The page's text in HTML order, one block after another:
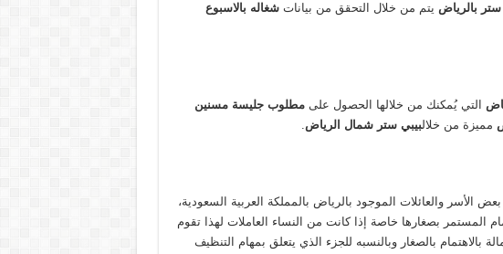
ستر بالرياض يتم من خلال التحقق من بياناتشغاله بالاسبوع
التي يُمكنك من خلالها الحصول علىمطلوب جليسة مسنين
مميزة من خلالبيبي ستر شمال الرياض.
والعائلات الموجود بالرياض بالمملكة العربية السعودية،
المستمر بصغارها خاصة إذا كانت من النساء العاملات لهذا تقوم
بالصغار وبالنسبه للجزء الذي يتعلق بمهام التنظيف